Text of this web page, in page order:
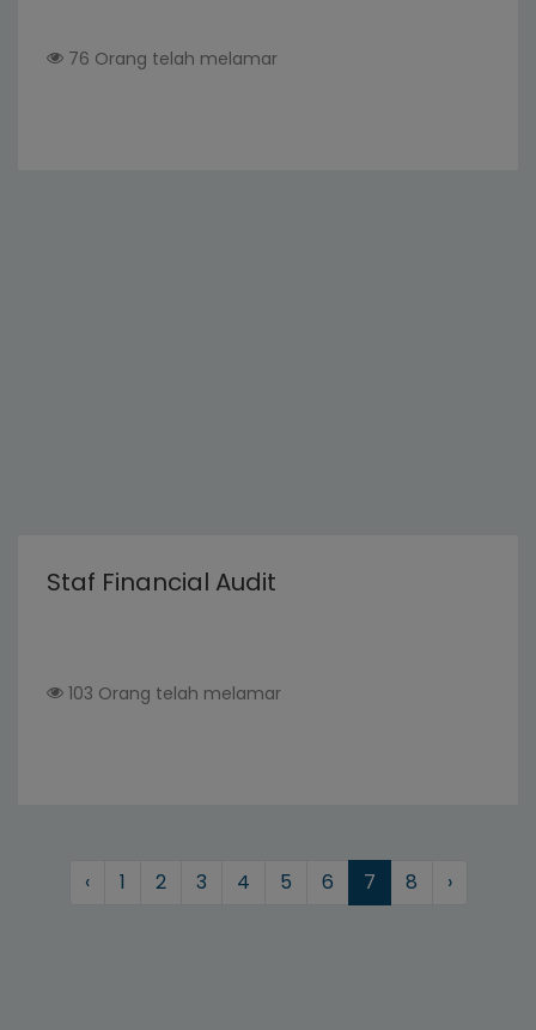
76 Orang telah melamar
Staf Financial Audit
103 Orang telah melamar
‹ 1 2 3 4 5 6 7 8 ›